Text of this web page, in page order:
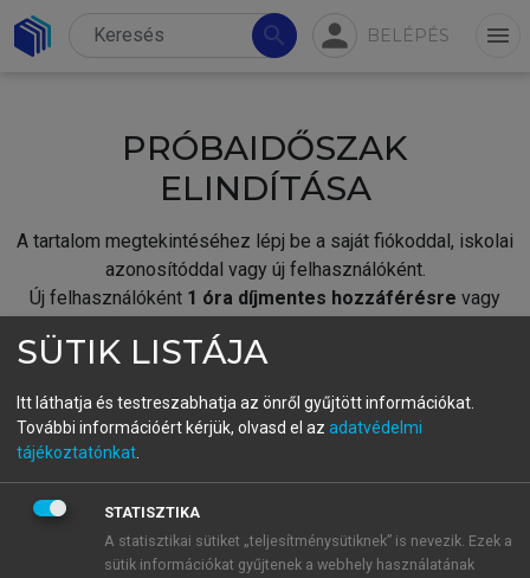
search person BELÉPÉS menu
PRÓBAIDŐSZAK
ELINDÍTÁSA
A tartalom megtekintéséhez lépj be a saját fiókoddal, iskolai
azonosítóddal vagy új felhasználóként.
Új felhasználóként 1 óra díjmentes hozzáférésre vagy
fiókoddal,vagy hozz létre új fiókot.
A regisztráció után apróbaidőszakautomatikusan
BELÉPÉS SAJÁT FIÓKKAL
SÜTIK LISTÁJA
Itt láthatja és testreszabhatja az önről gyűjtött információkat.
További információért kérjük, olvasd el az adatvédelmi
tájékoztatónkat
STATISZTIKA
A statisztikai sütiket „teljesítménysütiknek” is nevezik. Ezek a
sütik információkat gyűjtenek a webhely használatának